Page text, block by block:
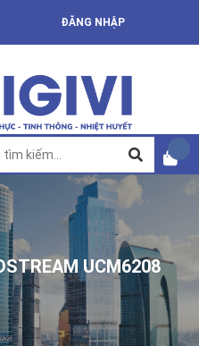
ĐĂNG NHẬP
UCM6208